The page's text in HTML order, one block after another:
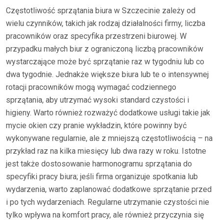
Częstotliwość sprzątania biura w Szczecinie zależy od
wielu czynników, takich jak rodzaj działalności firmy, liczba
pracowników oraz specyfika przestrzeni biurowej. W
przypadku małych biur z ograniczoną liczbą pracowników
wystarczające może być sprzątanie raz w tygodniu lub co
dwa tygodnie. Jednakże większe biura lub te o intensywnej
rotacji pracowników mogą wymagać codziennego
sprzątania, aby utrzymać wysoki standard czystości i
higieny. Warto również rozważyć dodatkowe usługi takie jak
mycie okien czy pranie wykładzin, które powinny być
wykonywane regularnie, ale z mniejszą częstotliwością – na
przykład raz na kilka miesięcy lub dwa razy w roku. Istotne
jest także dostosowanie harmonogramu sprzątania do
specyfiki pracy biura; jeśli firma organizuje spotkania lub
wydarzenia, warto zaplanować dodatkowe sprzątanie przed
i po tych wydarzeniach. Regularne utrzymanie czystości nie
tylko wpływa na komfort pracy, ale również przyczynia się